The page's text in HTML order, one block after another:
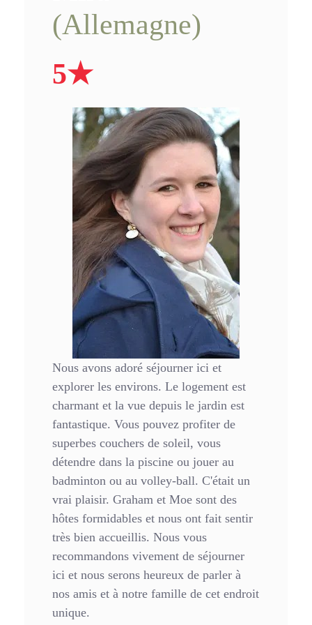
(Allemagne)
5★
Nous avons adoré séjourner ici et
explorer les environs. Le logement est
charmant et la vue depuis le jardin est
fantastique. Vous pouvez profiter de
superbes couchers de soleil, vous
détendre dans la piscine ou jouer au
badminton ou au volley-ball. C'était un
vrai plaisir. Graham et Moe sont des
hôtes formidables et nous ont fait sentir
très bien accueillis. Nous vous
recommandons vivement de séjourner
ici et nous serons heureux de parler à
nos amis et à notre famille de cet endroit
unique.